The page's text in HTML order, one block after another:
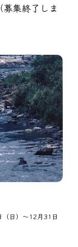
集終了しま
日）～12月31日